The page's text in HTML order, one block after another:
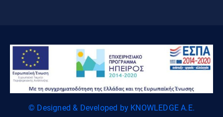
© Designed & Developed by KNOWLEDGE A.E.